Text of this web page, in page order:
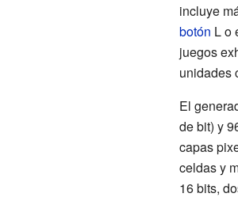
incluye
botón L o
juegos
unidades
El
de bit) y
capas
celdas y
16 bits,